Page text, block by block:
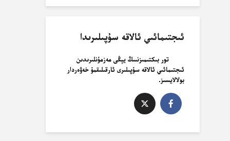
ئىجتىمائىي ئالاقە سۇپىلىرىدا
تور بىكتىمىزنىىڭ يېڭى مەزمۇنلىرىدىن
ئىجتىمائىي ئالاقە سۇپىلىرى ئارقىلىقمۇ خەۋەردار
بولالايسىز.